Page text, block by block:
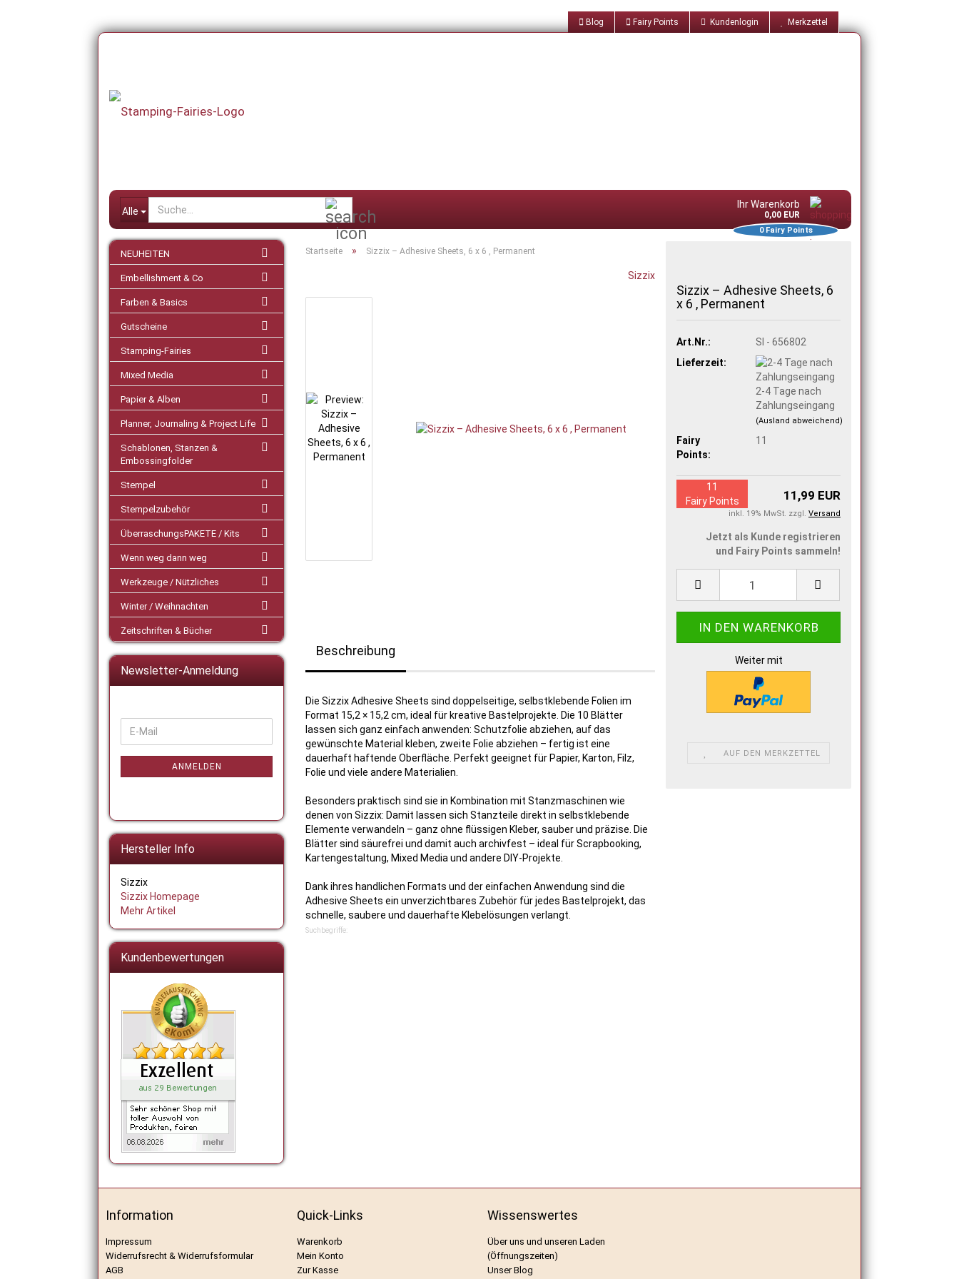
Blog Fairy Points Kundenlogin Merkzettel
Alle
Ihr Warenkorb
0,00 EUR
0Fairy Points
Startseite » Sizzix – Adhesive Sheets, 6 x 6 , Permanent
Sizzix
Sizzix – Adhesive Sheets, 6
x 6 , Permanent
Art.Nr.:
SI - 656802
Lieferzeit:
2-4 Tage nach
Zahlungseingang
(Ausland abweichend)
Fairy
Points:
11
11,99 EUR
inkl. 19% MwSt. zzgl. Versand
11
Fairy Points
Jetzt als Kunde registrieren
und Fairy Points sammeln!
Weiter mit
AUF DEN MERKZETTEL
Beschreibung
Die Sizzix Adhesive Sheets sind doppelseitige, selbstklebende Folien im
Format 15,2 × 15,2 cm, ideal für kreative Bastelprojekte. Die 10 Blätter
lassen sich ganz einfach anwenden: Schutzfolie abziehen, auf das
gewünschte Material kleben, zweite Folie abziehen – fertig ist eine
dauerhaft haftende Oberfläche. Perfekt geeignet für Papier, Karton, Filz,
Folie und viele andere Materialien.
Besonders praktisch sind sie in Kombination mit Stanzmaschinen wie
denen von Sizzix: Damit lassen sich Stanzteile direkt in selbstklebende
Elemente verwandeln – ganz ohne flüssigen Kleber, sauber und präzise. Die
Blätter sind säurefrei und damit auch archivfest – ideal für Scrapbooking,
Kartengestaltung, Mixed Media und andere DIY-Projekte.
Dank ihres handlichen Formats und der einfachen Anwendung sind die
Adhesive Sheets ein unverzichtbares Zubehör für jedes Bastelprojekt, das
schnelle, saubere und dauerhafte Klebelösungen verlangt.
Suchbegriffe:
NEUHEITEN
Embellishment & Co
Farben & Basics
Gutscheine
Stamping-Fairies
Mixed Media
Papier & Alben
Planner, Journaling & Project Life
Schablonen, Stanzen &
Embossingfolder
Stempel
Stempelzubehör
ÜberraschungsPAKETE / Kits
Wenn weg dann weg
Werkzeuge / Nützliches
Winter / Weihnachten
Zeitschriften & Bücher
Newsletter-Anmeldung
ZUR
ANMELDUNG
E-
Mail
ANMELDEN
Hersteller Info
Sizzix
Sizzix Homepage
Mehr Artikel
Kundenbewertungen
Information
Impressum
Widerrufsrecht & Widerrufsformular
AGB
Quick-Links
Warenkorb
Mein Konto
Zur Kasse
Wissenswertes
Über uns und unseren Laden
(Öffnungszeiten)
Unser Blog